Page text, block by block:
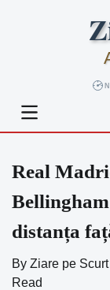
Real
distanța
By Ziare pe Scurt
Read